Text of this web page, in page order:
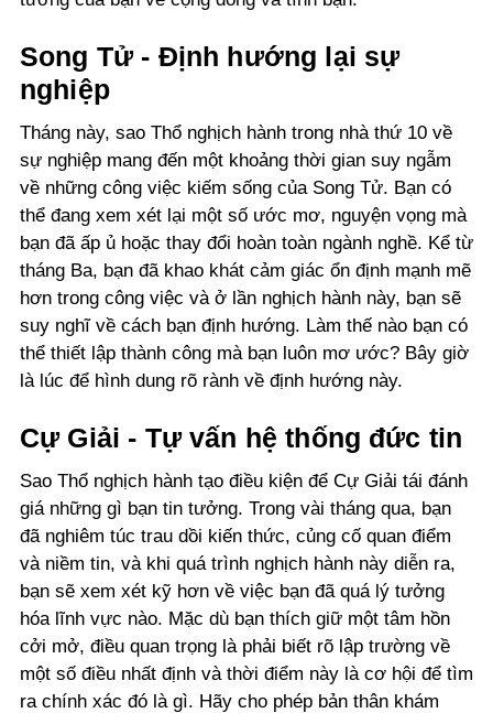
Song Tử - Định hướng lại sự
nghiệp
Tháng này, sao Thổ nghịch hành trong nhà thứ 10 về
sự nghiệp mang đến một khoảng thời gian suy ngẫm
về những công việc kiếm sống của Song Tử. Bạn có
thể đang xem xét lại một số ước mơ, nguyện vọng mà
bạn đã ấp ủ hoặc thay đổi hoàn toàn ngành nghề. Kể từ
tháng Ba, bạn đã khao khát cảm giác ổn định mạnh mẽ
hơn trong công việc và ở lần nghịch hành này, bạn sẽ
suy nghĩ về cách bạn định hướng. Làm thế nào bạn có
thể thiết lập thành công mà bạn luôn mơ ước? Bây giờ
là lúc để hình dung rõ rành về định hướng này.
Cự Giải - Tự vấn hệ thống đức tin
Sao Thổ nghịch hành tạo điều kiện để Cự Giải tái đánh
giá những gì bạn tin tưởng. Trong vài tháng qua, bạn
đã nghiêm túc trau dồi kiến thức, củng cố quan điểm
và niềm tin, và khi quá trình nghịch hành này diễn ra,
bạn sẽ xem xét kỹ hơn về việc bạn đã quá lý tưởng
hóa lĩnh vực nào. Mặc dù bạn thích giữ một tâm hồn
cởi mở, điều quan trọng là phải biết rõ lập trường về
một số điều nhất định và thời điểm này là cơ hội để tìm
ra chính xác đó là gì. Hãy cho phép bản thân khám